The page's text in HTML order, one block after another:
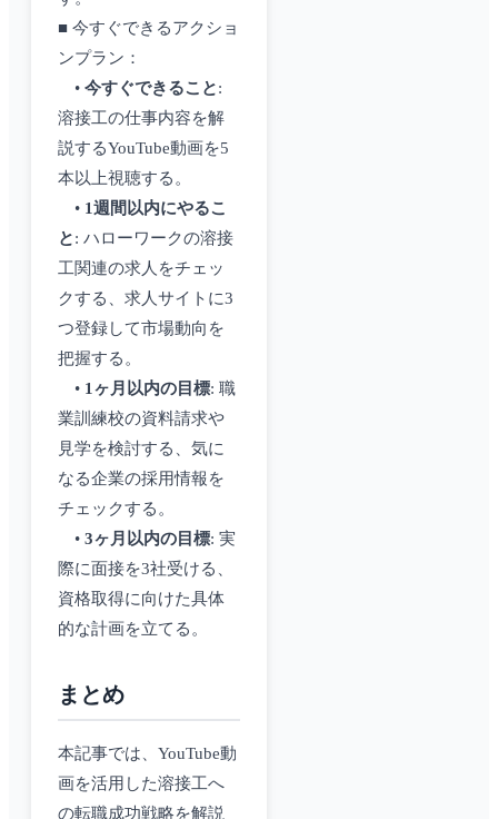
■ 今すぐできるアクショ
ンプラン：
• 今すぐできること:
溶接工の仕事内容を解
説するYouTube動画を5
本以上視聴する。
• 1週間以内にやるこ
と: ハローワークの溶接
工関連の求人をチェッ
クする、求人サイトに3
つ登録して市場動向を
把握する。
• 1ヶ月以内の目標: 職
業訓練校の資料請求や
見学を検討する、気に
なる企業の採用情報を
チェックする。
• 3ヶ月以内の目標: 実
際に面接を3社受ける、
資格取得に向けた具体
的な計画を立てる。
まとめ
本記事では、YouTube動
画を活用した溶接工へ
の転職成功戦略を解説